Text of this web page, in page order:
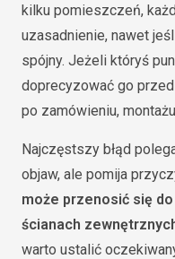
kilku pomieszczeń,
uzasadnienie, nawet
spójny. Jeżeli któryś
doprecyzować go
po zamówieniu,
Najczęstszy błąd
objaw, ale pomija
może przenosić się
ścianach
warto ustalić